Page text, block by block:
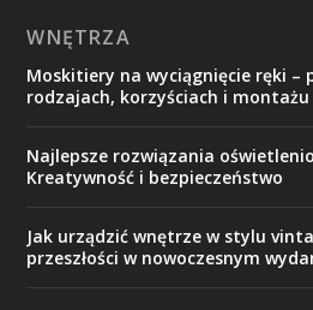
WNĘTRZA
Moskitiery na wyciągnięcie ręki –
rodzajach, korzyściach i montażu
Najlepsze rozwiązania
Kreatywność i bezpieczeństwo
Jak urządzić wnętrze w stylu
przeszłości w nowoczesnym